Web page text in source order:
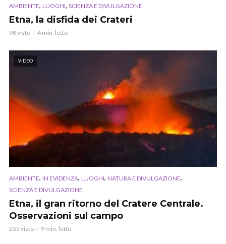
AMBIENTE, LUOGHI, SCIENZA E DIVULGAZIONE
Etna, la disfida dei Crateri
98 visto 4 min. letto
VIDEO
AMBIENTE, IN EVIDENZA, LUOGHI, NATURA E DIVULGAZIONE,
SCIENZA E DIVULGAZIONE
Etna, il gran ritorno del Cratere Centrale.
Osservazioni sul campo
255 visto 9 min. letto